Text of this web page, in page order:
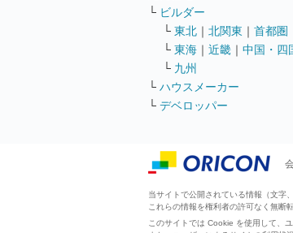
└ ビルダー
└ 東北 ｜ 北関東 ｜ 首都圏
└ 東海 ｜ 近畿 ｜ 中国・四
└ 九州
└ ハウスメーカー
└ デベロッパー
当サイトで公開されている情報（文字
これらの情報を権利者の許可なく無断
このサイトでは Cookie を使用して、